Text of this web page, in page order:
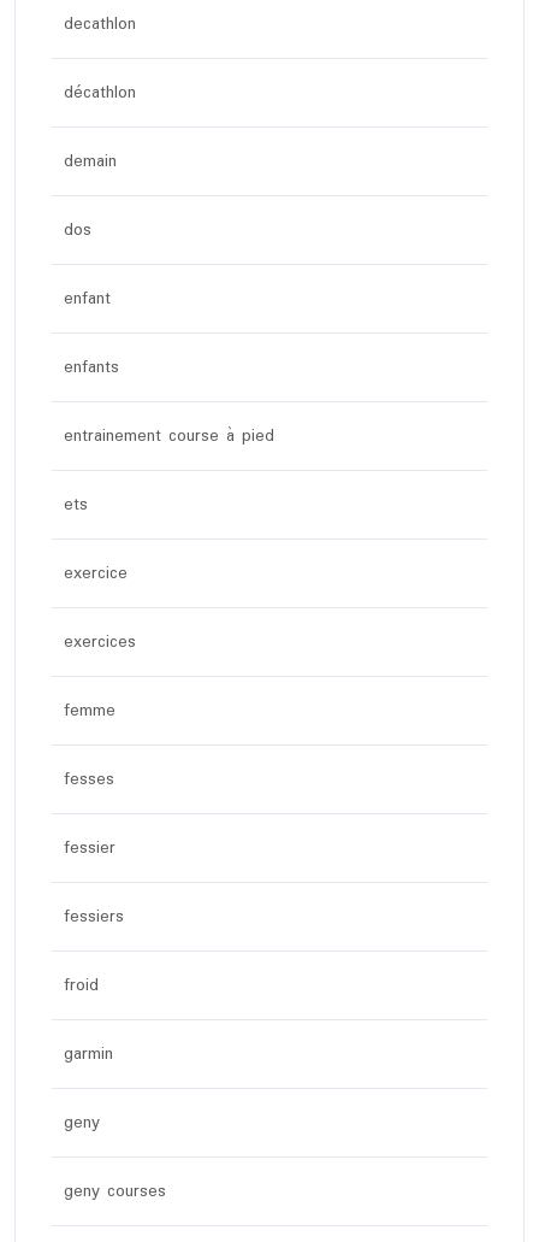
decathlon
décathlon
demain
dos
enfant
enfants
entrainement course à pied
ets
exercice
exercices
femme
fesses
fessier
fessiers
froid
garmin
geny
geny courses